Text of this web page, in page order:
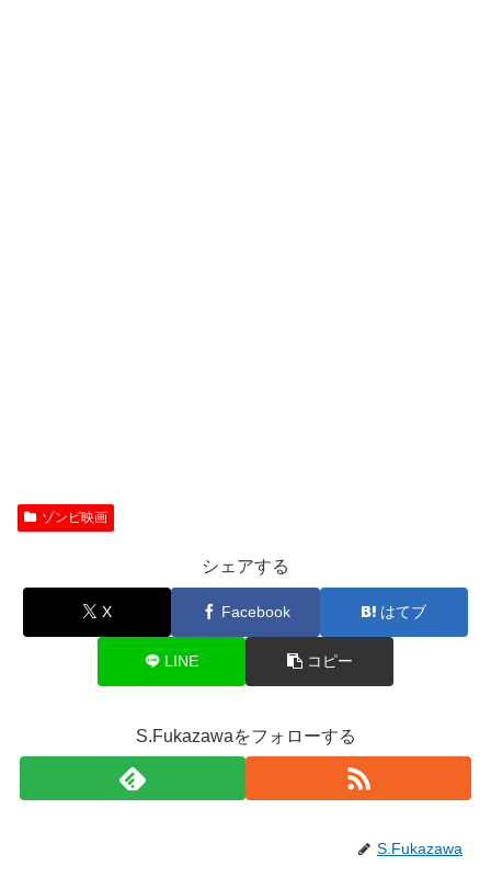
ゾンビ映画
シェアする
X Facebook はてブ
LINE コピー
S.Fukazawaをフォローする
S.Fukazawa